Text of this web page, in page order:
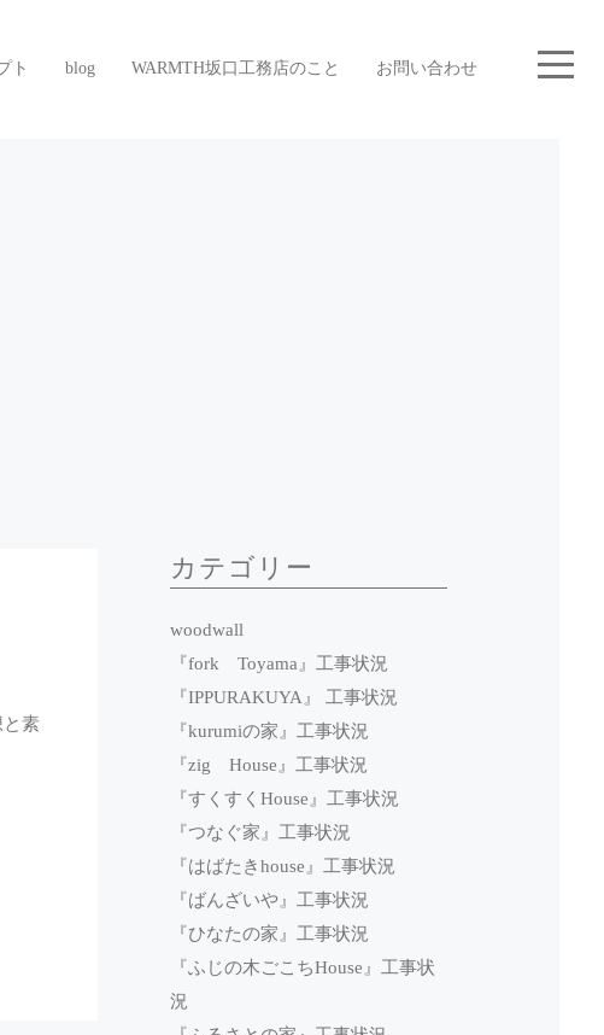
ト blog WARMTH坂口工務店のこと お問い合わせ
素
カテゴリー
woodwall
『fork Toyama』工事状況
『IPPURAKUYA』 工事状況
『kurumiの家』工事状況
『zig House』工事状況
『すくすくHouse』工事状況
『つなぐ家』工事状況
『はばたきhouse』工事状況
『ばんざいや』工事状況
『ひなたの家』工事状況
『ふじの木ごこちHouse』工事状
況